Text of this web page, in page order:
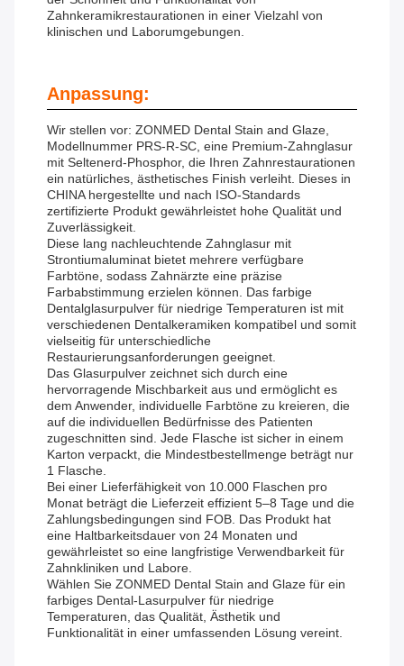
Zahnkeramikrestaurationen in einer Vielzahl von
klinischen und Laborumgebungen.
Anpassung:
Wir stellen vor: ZONMED Dental Stain and Glaze,
Modellnummer PRS-R-SC, eine Premium-Zahnglasur
mit Seltenerd-Phosphor, die Ihren Zahnrestaurationen
ein natürliches, ästhetisches Finish verleiht. Dieses in
CHINA hergestellte und nach ISO-Standards
zertifizierte Produkt gewährleistet hohe Qualität und
Zuverlässigkeit.
Diese lang nachleuchtende Zahnglasur mit
Strontiumaluminat bietet mehrere verfügbare
Farbtöne, sodass Zahnärzte eine präzise
Farbabstimmung erzielen können. Das farbige
Dentalglasurpulver für niedrige Temperaturen ist mit
verschiedenen Dentalkeramiken kompatibel und somit
vielseitig für unterschiedliche
Restaurierungsanforderungen geeignet.
Das Glasurpulver zeichnet sich durch eine
hervorragende Mischbarkeit aus und ermöglicht es
dem Anwender, individuelle Farbtöne zu kreieren, die
auf die individuellen Bedürfnisse des Patienten
zugeschnitten sind. Jede Flasche ist sicher in einem
Karton verpackt, die Mindestbestellmenge beträgt nur
1 Flasche.
Bei einer Lieferfähigkeit von 10.000 Flaschen pro
Monat beträgt die Lieferzeit effizient 5–8 Tage und die
Zahlungsbedingungen sind FOB. Das Produkt hat
eine Haltbarkeitsdauer von 24 Monaten und
gewährleistet so eine langfristige Verwendbarkeit für
Zahnkliniken und Labore.
Wählen Sie ZONMED Dental Stain and Glaze für ein
farbiges Dental-Lasurpulver für niedrige
Temperaturen, das Qualität, Ästhetik und
Funktionalität in einer umfassenden Lösung vereint.